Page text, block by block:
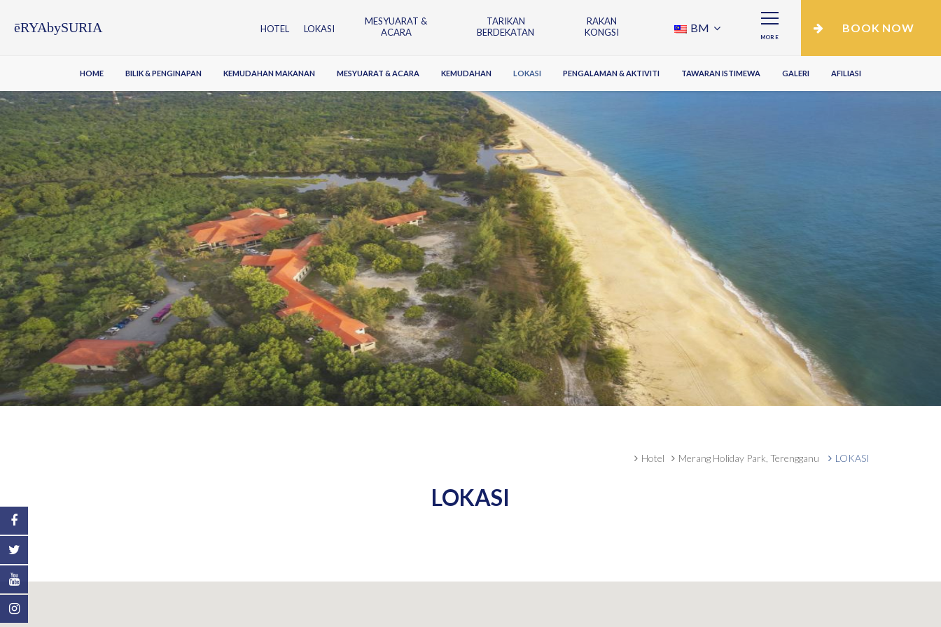
ēRYAbySURIA BOOK NOW
MORE
BM
HOTEL LOKASI
MESYUARAT &
ACARA
TARIKAN
BERDEKATAN
RAKAN
KONGSI
HOME BILIK & PENGINAPAN KEMUDAHAN MAKANAN MESYUARAT & ACARA KEMUDAHAN LOKASI PENGALAMAN & AKTIVITI TAWARAN ISTIMEWA GALERI AFILIASI
Hotel Merang Holiday Park, Terengganu LOKASI
LOKASI